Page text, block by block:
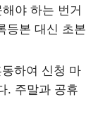
야 하는 번거
등본 대신 초본
하여 신청 마
. 주말과 공휴